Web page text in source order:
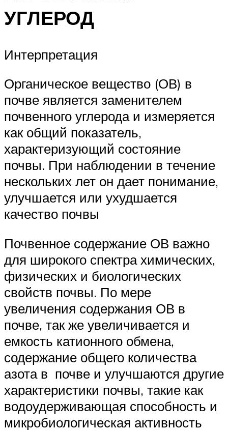
УГЛЕРОД
Интерпретация
Органическое вещество (ОВ) в
почве является заменителем
почвенного углерода и измеряется
как общий показатель,
характеризующий состояние
почвы. При наблюдении в течение
нескольких лет он дает понимание,
улучшается или ухудшается
качество почвы
Почвенное содержание ОВ важно
для широкого спектра химических,
физических и биологических
свойств почвы. По мере
увеличения содержания ОВ в
почве, так же увеличивается и
емкость катионного обмена,
содержание общего количества
азота в почве и улучшаются другие
характеристики почвы, такие как
водоудерживающая способность и
микробиологическая активность